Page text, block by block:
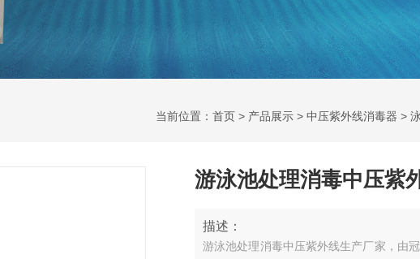
当前位置： 首页 > 产品展示 > 中压紫外线消毒器 >
游泳池处理消毒中压紫
描述：
游泳池处理消毒中压紫外线生产厂家，由